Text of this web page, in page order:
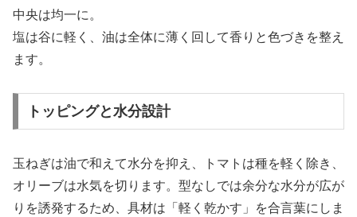
中央は均一に。
塩は谷に軽く、油は全体に薄く回して香りと色づきを整え
ます。
トッピングと水分設計
玉ねぎは油で和えて水分を抑え、トマトは種を軽く除き、
オリーブは水気を切ります。型なしでは余分な水分が広が
りを誘発するため、具材は「軽く乾かす」を合言葉にしま